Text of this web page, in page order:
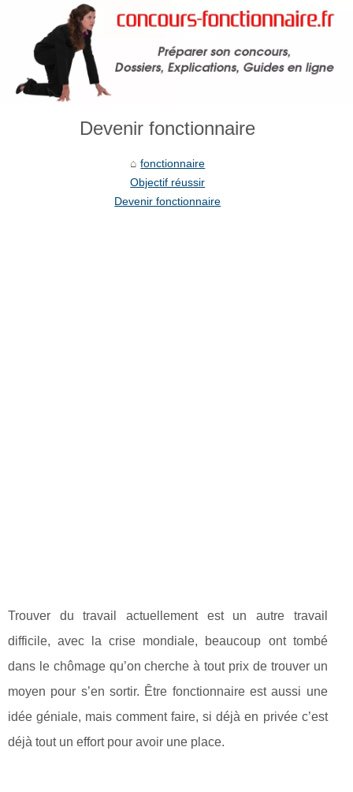
Devenir fonctionnaire
fonctionnaire
Objectif réussir
Devenir fonctionnaire
Trouver du travail actuellement est un autre travail
difficile, avec la crise mondiale, beaucoup ont tombé
dans le chômage qu’on cherche à tout prix de trouver un
moyen pour s’en sortir. Être fonctionnaire est aussi une
idée géniale, mais comment faire, si déjà en privée c’est
déjà tout un effort pour avoir une place.